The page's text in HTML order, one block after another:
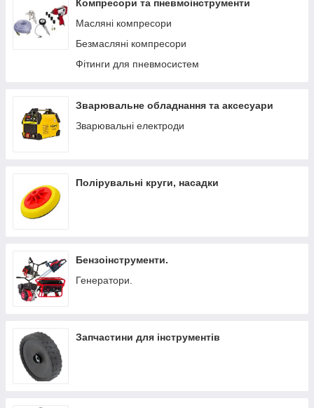
Компресори та пневмоінструменти
Масляні компресори
Безмасляні компресори
Фітинги для пневмосистем
Зварювальне обладнання та аксесуари
Зварювальні електроди
Полірувальні круги, насадки
Бензоінструменти.
Генератори.
Запчастини для інструментів